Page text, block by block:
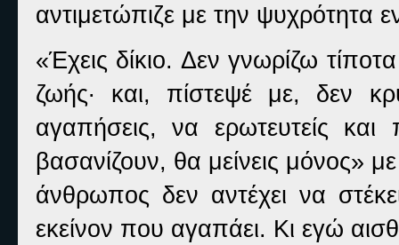
αντιμετώπιζε με την ψυχρότητα
«Έχεις δίκιο. Δεν γνωρίζω
ζωής· και, πίστεψέ με, δεν
αγαπήσεις, να ερωτευτείς
βασανίζουν, θα μείνεις μόνος»
άνθρωπος δεν αντέχει να
εκείνον που αγαπάει. Κι εγώ